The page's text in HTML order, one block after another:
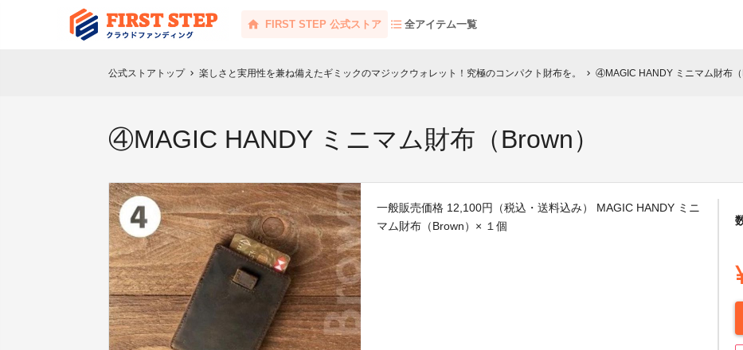
FIRST STEP 公式ストア 全アイテム一覧
公式ストアトップ chevron_right 楽しさと実用性を兼ね備えたギミックのマジックウォレット！究極のコンパクト財布を。 chevron_right ④MAGIC HANDY ミニマム財布（
④MAGIC HANDY ミニマム財布（Brown）
一般販売価格 12,100円（税込・送料込み） MAGIC HANDY ミニ
マム財布（Brown）× １個